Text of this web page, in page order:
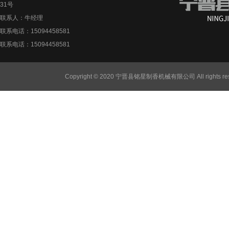
31号
联系人：牛经理
联系电话：15094458581
联系电话：15094458581
Copyright © 2020 宁晋县铭星制香机械有限公司 All rights